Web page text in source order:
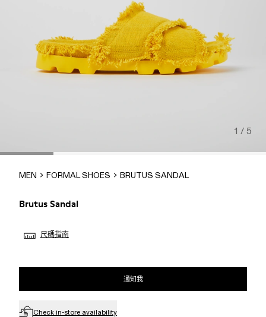
1 / 5
MEN FORMAL SHOES BRUTUS SANDAL
Brutus Sandal
尺碼指南
通知我
Check in-store availability